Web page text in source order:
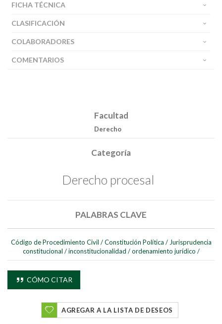
FICHA TÉCNICA
CLASIFICACIÓN
COLABORADORES
COMENTARIOS
Facultad
Derecho
Categoría
Derecho procesal
PALABRAS CLAVE
Código de Procedimiento Civil / Constitución Política / Jurisprudencia
constitucional / inconstitucionalidad / ordenamiento jurídico /
CÓMO CITAR
AGREGAR A LA LISTA DE DESEOS